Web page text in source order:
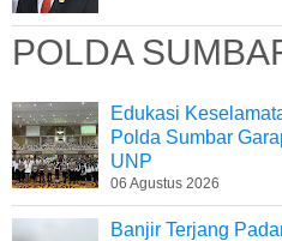
POLDA
Edukasi
Polda Sumbar
UNP
06 Agustus 2026
Banjir Terjang